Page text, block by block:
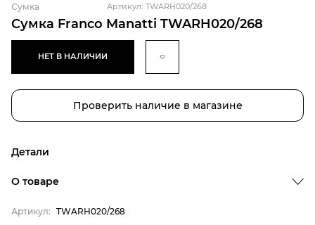
Сумка Franco Manatti TWARH020/268
Сумка Артикул: TWARH020/268
НЕТ В НАЛИЧИИ
Проверить наличие в магазине
Детали
О товаре
Артикул: TWARH020/268